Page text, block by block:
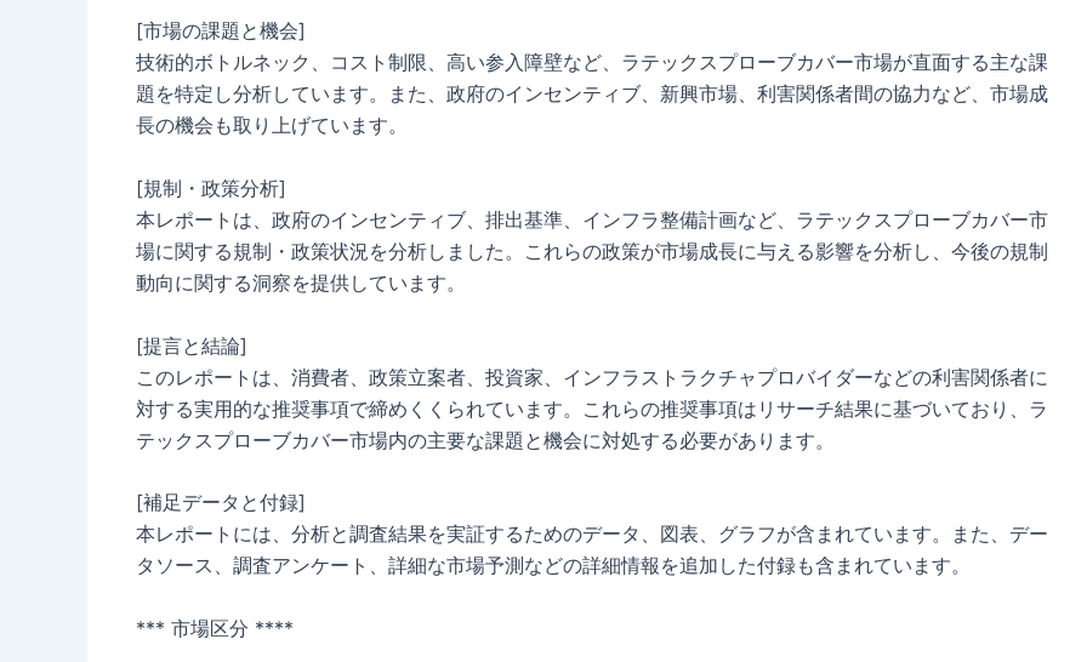
[市場の課題と機会]
技術的ボトルネック、コスト制限、高い参入障壁など、ラテックスプローブカバー市場が直面する主な課
題を特定し分析しています。また、政府のインセンティブ、新興市場、利害関係者間の協力など、市場成
長の機会も取り上げています。
[規制・政策分析]
本レポートは、政府のインセンティブ、排出基準、インフラ整備計画など、ラテックスプローブカバー市
場に関する規制・政策状況を分析しました。これらの政策が市場成長に与える影響を分析し、今後の規制
動向に関する洞察を提供しています。
[提言と結論]
このレポートは、消費者、政策立案者、投資家、インフラストラクチャプロバイダーなどの利害関係者に
対する実用的な推奨事項で締めくくられています。これらの推奨事項はリサーチ結果に基づいており、ラ
テックスプローブカバー市場内の主要な課題と機会に対処する必要があります。
[補足データと付録]
本レポートには、分析と調査結果を実証するためのデータ、図表、グラフが含まれています。また、デー
タソース、調査アンケート、詳細な市場予測などの詳細情報を追加した付録も含まれています。
*** 市場区分 ****